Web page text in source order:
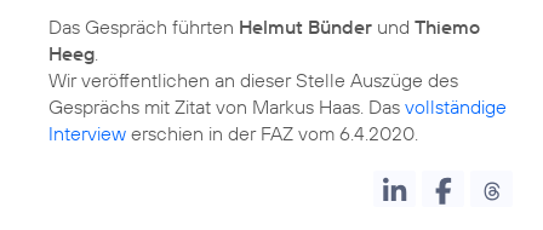
Das Gespräch führten Helmut Bünder und Thiemo
Heeg
Wir veröffentlichen an dieser Stelle Auszüge des
Gesprächs mit Zitat von Markus Haas. Das vollständige
Interview erschien in der FAZ vom 6.4.2020.